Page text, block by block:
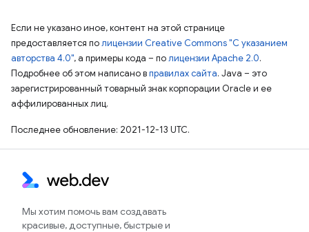
Если не указано иное, контент на этой странице
предоставляется полицензии Creative Commons "С указанием
авторства 4.0", а примеры кода – полицензии Apache 2.0.
Подробнее об этом написано вправилах сайта. Java – это
зарегистрированный товарный знак корпорации Oracle и ее
аффилированных лиц.
Последнее обновление: 2021-12-13 UTC.
Мы хотим помочь вам создавать
красивые, доступные, быстрые и